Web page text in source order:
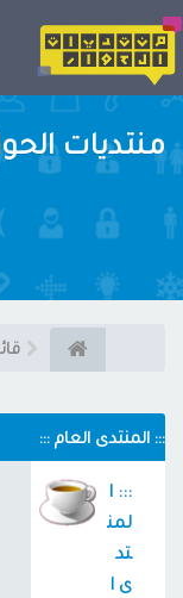
منتديات
::: المنتدى العام :::
::: ا
لمن
تد
ى ا